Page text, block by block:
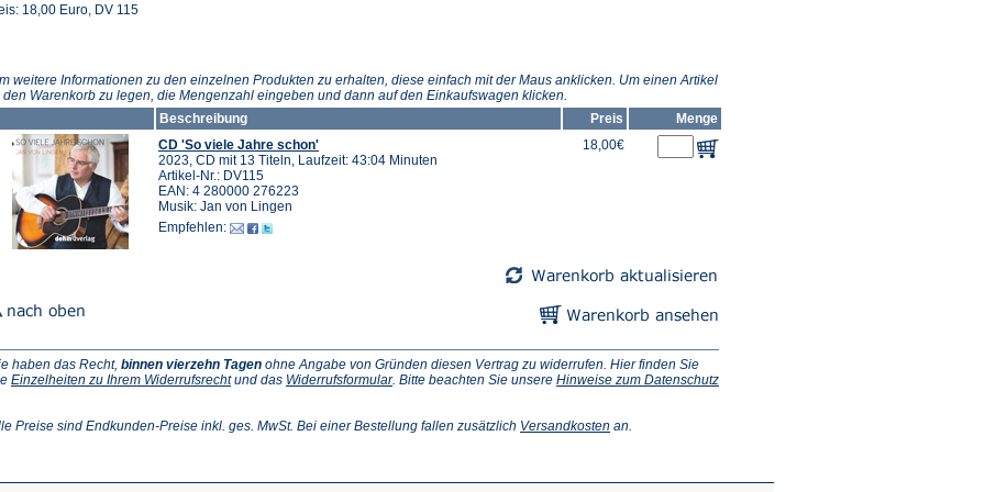
18,00 Euro, DV 115
weitere Informationen zu den einzelnen Produkten zu erhalten, diese einfach mit der Maus anklicken. Um einen Artikel
den Warenkorb zu legen, die Mengenzahl eingeben und dann auf den Einkaufswagen klicken.
Beschreibung
Preis
Menge
CD 'So viele Jahre schon'
2023, CD mit 13 Titeln, Laufzeit: 43:04 Minuten
Artikel-Nr.: DV115
EAN: 4 280000 276223
Musik: Jan von Lingen
Empfehlen:
18,00€
haben das Recht, binnen vierzehn Tagen ohne Angabe von Gründen diesen Vertrag zu widerrufen. Hier finden Sie
Einzelheiten zu Ihrem Widerrufsrecht(Öffnet
neuen
und das Widerrufsformular(Öffnet
neuen
. Bitte beachten Sie unsere Hinweise zum Datenschutz
Preise sind Endkunden-Preise inkl. ges. MwSt. Bei einer Bestellung fallen zusätzlich Versandkosten (Öffnet
Tab)
an.